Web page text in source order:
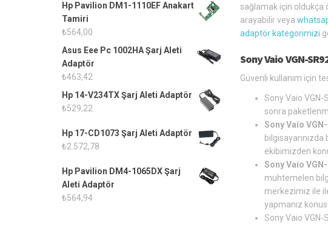
sağlamak için oldukça
arayabilir veya
adaptör kategorimizi
Sony Vaio VGN-
Güvenli kullanım için
Sony Vaio VGN-
sonra
Sony Vaio
ekibimizden
Sony Vaio
muhtemelen
merkezimiz ile
yapmanız
Sony Vaio VGN-
Hp Pavilion DM1-1110EF Anakart
Tamiri
₺564,00
Asus Eee Pc 1002HA Şarj Aleti
Adaptör
₺463,42
Hp 14-V234TX Şarj Aleti Adaptör
₺529,22
Hp 17-CD1073 Şarj Aleti Adaptör
₺2.572,78
Hp Pavilion DM4-1065DX Şarj
Aleti Adaptör
₺564,94